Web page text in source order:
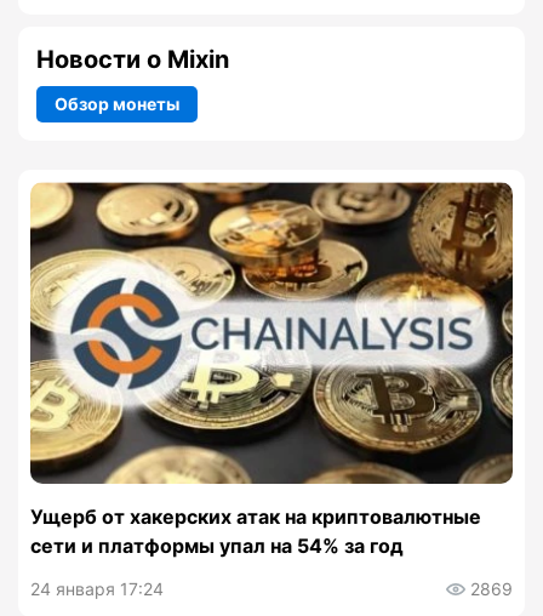
Новости о Mixin
Обзор монеты
Ущерб от хакерских атак на криптовалютные
сети и платформы упал на 54% за год
24 января 17:24 2869